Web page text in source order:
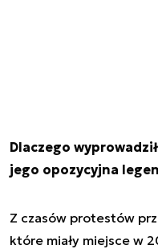
Dlaczego
jego opozycyjna
Z czasów protestów
które miały miejsce w